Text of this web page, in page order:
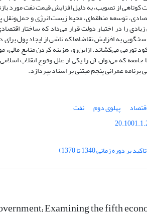
کوتاهی از تصویب، به دلیل افزایش قیمت نفت
توسعه منطقه‌ای، محیط زیست انرژی و
را در اختیار دولت قرار می‌داد که ساختار
به افزایش تقاضاها که ناشی از ایجاد پول
تورمی می‌کشاند. ازاین‌رو، هزینه کردن منابع مالی،
جامعه که می‌توان آن را یکی از علل وقوع انقلاب
برنامه عمرانی پنجم مبتنی بر اسناد بپردازد.
پهلوی دوم
نفت
زمانی 1340 تا 1370)
Examining the fifth